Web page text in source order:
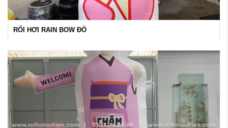
RỐI HƠI RAIN BOW ĐỎ